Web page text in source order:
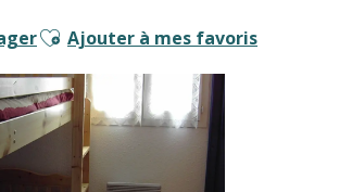
Ajouter aux favoris
Ajouter à mes favoris